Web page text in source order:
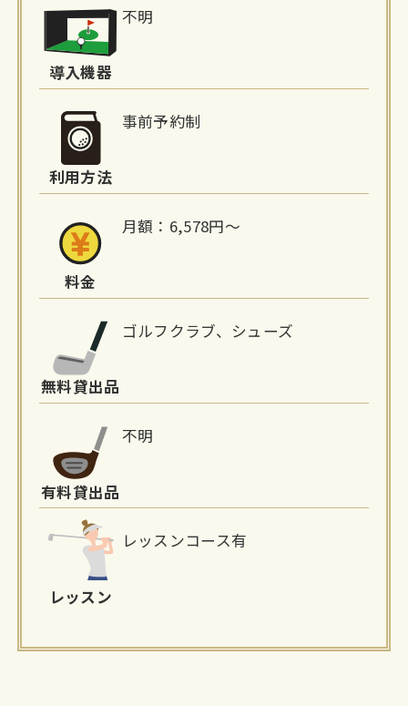
報
導入機器
不明
利用方法
事前予約制
料金
月額：6,578円〜
無料貸出品
ゴルフクラブ、シューズ
有料貸出品
不明
レッスン
レッスンコース有